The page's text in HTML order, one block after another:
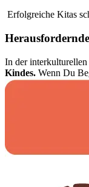
Erfolgreiche Kitas
In der interkulturellen
Kindes. Wenn Du